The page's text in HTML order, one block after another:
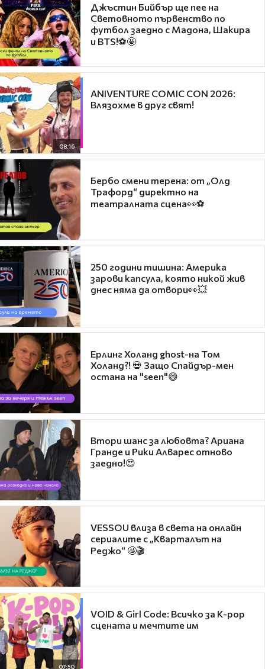
Джъстин Бийбър ще пее на
Световното първенство по
футбол заедно с Мадона, Шакира
и BTS!⚽🤩
08:16
ANIVENTURE COMIC CON 2026:
Влязохме в друг свят!
Бербо смени терена: от „Олд
Трафорд“ директно на
театралната сцена👀⚽
250 години тишина: Америка
зарови капсула, която никой жив
днес няма да отвори👀💥
Ерлинг Холанд ghost-на Том
Холанд?! 💀 Защо Спайдър-мен
остана на "seen"😅
Втори шанс за любовта? Ариана
Гранде и Рики Алварес отново
заедно!😍
VESSOU влиза в света на онлайн
сериалите с „Кварталът на
Реджо“ 🤩🎬
07:50
VOID & Girl Code: Всичко за K-pop
сцената и мечтите им